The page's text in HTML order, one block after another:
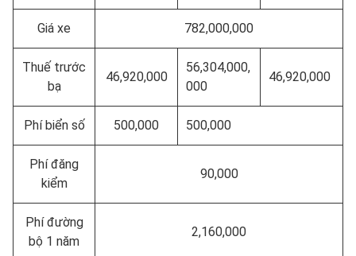
Giá xe 782,000,000
Thuế trước
bạ
46,920,000
56,304,000,
000
46,920,000
Phí biển số 500,000 500,000
Phí đăng
kiểm
90,000
Phí đường
bộ 1 năm
2,160,000